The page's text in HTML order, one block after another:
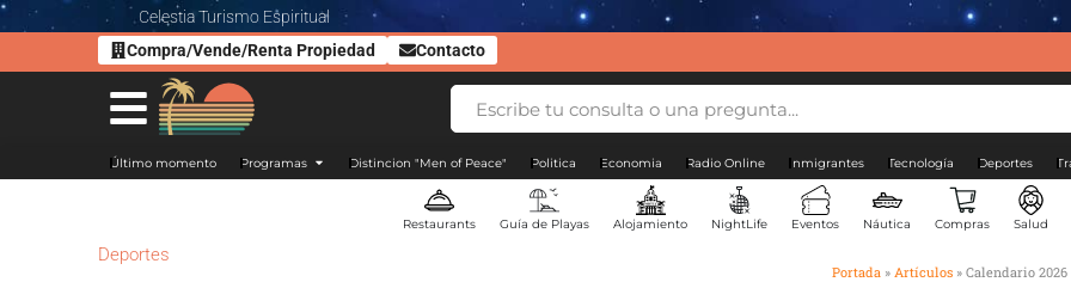
Celestia Turismo Espiritual
Compra/Vende/Renta Propiedad
Contacto
Último momento Programas Distincion "Men of Peace" Politica Economia Radio Online Inmigrantes Tecnología Deportes
Restaurants Guía de Playas Alojamiento NightLife Eventos Náutica Compras Salud
Deportes
Portada » Artículos » Calendario